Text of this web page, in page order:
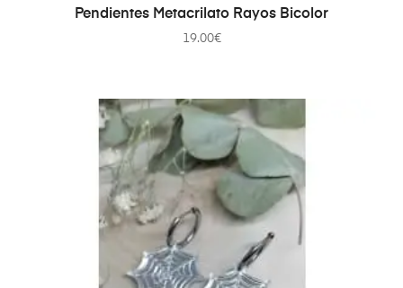
AÑADIR AL CARRITO
Pendientes Metacrilato Rayos Bicolor
19.00€